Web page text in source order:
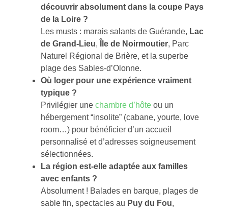
découvrir absolument dans la coupe Pays
de la Loire ?
Les musts : marais salants de Guérande, Lac
de Grand-Lieu, Île de Noirmoutier, Parc
Naturel Régional de Brière, et la superbe
plage des Sables-d’Olonne.
Où loger pour une expérience vraiment
typique ?
Privilégier une chambre d’hôte ou un
hébergement “insolite” (cabane, yourte, love
room…) pour bénéficier d’un accueil
personnalisé et d’adresses soigneusement
sélectionnées.
La région est-elle adaptée aux familles
avec enfants ?
Absolument ! Balades en barque, plages de
sable fin, spectacles au Puy du Fou,